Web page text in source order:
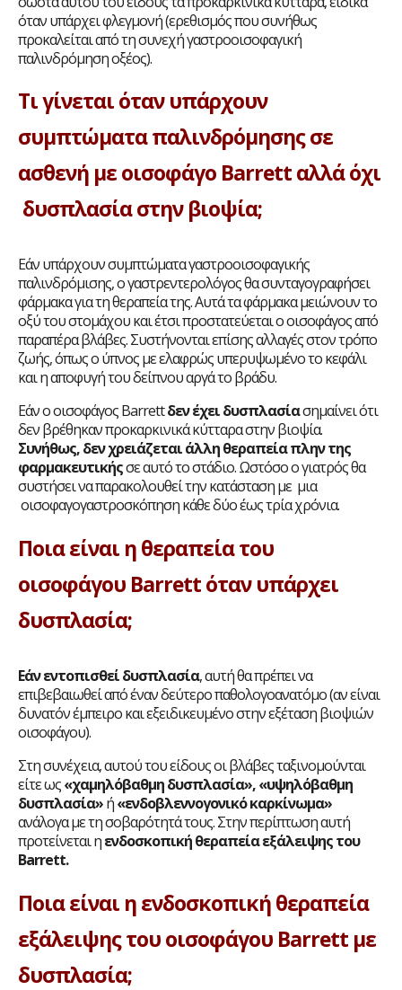
όταν υπάρχει φλεγμονή (ερεθισμός που συνήθως
προκαλείται από τη συνεχή γαστροοισοφαγική
παλινδρόμηση οξέος).
Τι γίνεται όταν υπάρχουν
συμπτώματα παλινδρόμησης σε
ασθενή με οισοφάγο Barrett αλλά όχι
δυσπλασία στην βιοψία;
Εάν υπάρχουν συμπτώματα γαστροοισοφαγικής
παλινδρόμισης, ο γαστρεντερολόγος θα συνταγογραφήσει
φάρμακα για τη θεραπεία της. Αυτά τα φάρμακα μειώνουν το
οξύ του στομάχου και έτσι προστατεύεται ο οισοφάγος από
παραπέρα βλάβες. Συστήνονται επίσης αλλαγές στον τρόπο
ζωής, όπως ο ύπνος με ελαφρώς υπερυψωμένο το κεφάλι
και η αποφυγή του δείπνου αργά το βράδυ.
Εάν ο οισοφάγος Barrettδεν έχει δυσπλασίασημαίνει ότι
δεν βρέθηκαν προκαρκινικά κύτταρα στην βιοψία.
Συνήθως, δεν χρειάζεται άλλη θεραπεία πλην της
φαρμακευτικήςσε αυτό το στάδιο. Ωστόσο ο γιατρός θα
συστήσει να παρακολουθεί την κατάσταση με μια
οισοφαγογαστροσκόπηση κάθε δύο έως τρία χρόνια.
Ποια είναι η θεραπεία του
οισοφάγου Barrett όταν υπάρχει
δυσπλασία;
Εάν εντοπισθεί δυσπλασία, αυτή θα πρέπει να
επιβεβαιωθεί από έναν δεύτερο παθολογοανατόμο (αν είναι
δυνατόν έμπειρο και εξειδικευμένο στην εξέταση βιοψιών
οισοφάγου).
Στη συνέχεια, αυτού του είδους οι βλάβες ταξινομούνται
είτε ως«χαμηλόβαθμη δυσπλασία», «υψηλόβαθμη
δυσπλασία»ή«ενδοβλεννογονικό καρκίνωμα»
ανάλογα με τη σοβαρότητά τους. Στην περίπτωση αυτή
προτείνεται ηενδοσκοπική θεραπεία εξάλειψης του
Barrett.
Ποιαείναι η ενδοσκοπική θεραπεία
εξάλειψης του οισοφάγου Barrett με
δυσπλασία;